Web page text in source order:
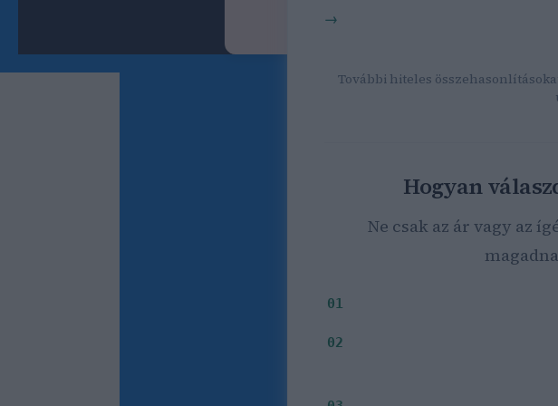
SEO keresőoptimalizálás kisokos –
További hiteles
Hogyan
Ne csak az ár vagy az
01
02